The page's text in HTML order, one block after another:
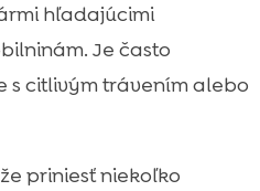
hľadajúcimi
Je často
s citlivým trávením alebo
priniesť niekoľko